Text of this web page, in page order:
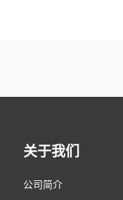
关于我们
公司简介